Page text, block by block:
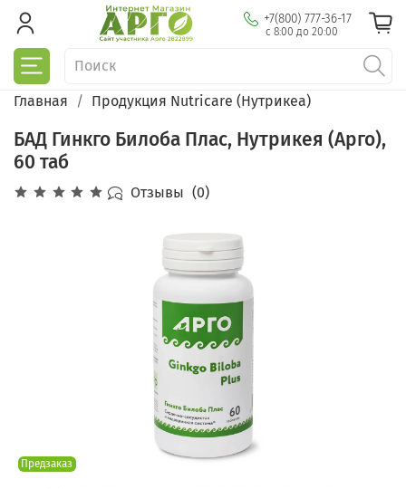
+7(800) 777-36-17
с 8:00 до 20:00
Главная Продукция Nutricare (Нутрикеа)
БАД Гинкго Билоба Плас, Нутрикея (Арго),
60 таб
Отзывы (0)
Предзаказ